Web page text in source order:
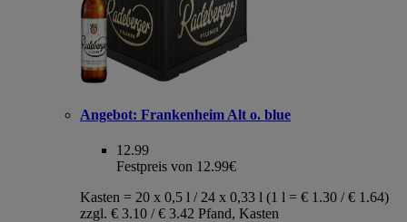
Angebot: Frankenheim Alt o. blue
12.99
Festpreis von 12.99€
Kasten = 20 x 0,5 l / 24 x 0,33 l (1 l = € 1.30 / € 1.64)
zzgl. € 3.10 / € 3.42 Pfand, Kasten